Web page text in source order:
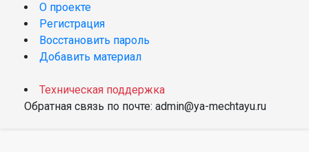
О проекте
Регистрация
Восстановить пароль
Добавить материал
Техническая поддержка
Обратная связь по почте: admin@ya-mechtayu.ru